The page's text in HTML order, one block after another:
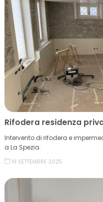
Rifodera residenza
Intervento di rifodera e
a La Spezia.
19 SETTEMBRE 2025